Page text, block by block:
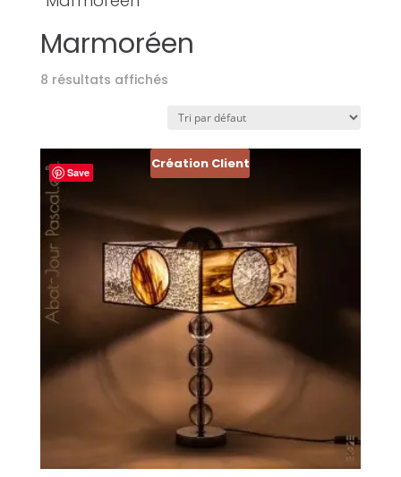
Marmoréen
8 résultats affichés
Save
Création Client